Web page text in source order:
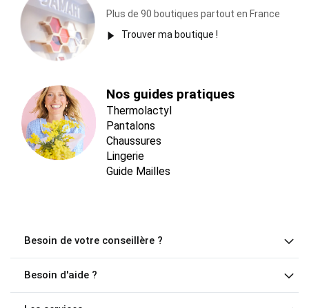
Plus de 90 boutiques partout en France
Trouver ma boutique !
Nos guides pratiques
Thermolactyl
Pantalons
Chaussures
Lingerie
Guide Mailles
Besoin de votre conseillère ?
Besoin d'aide ?